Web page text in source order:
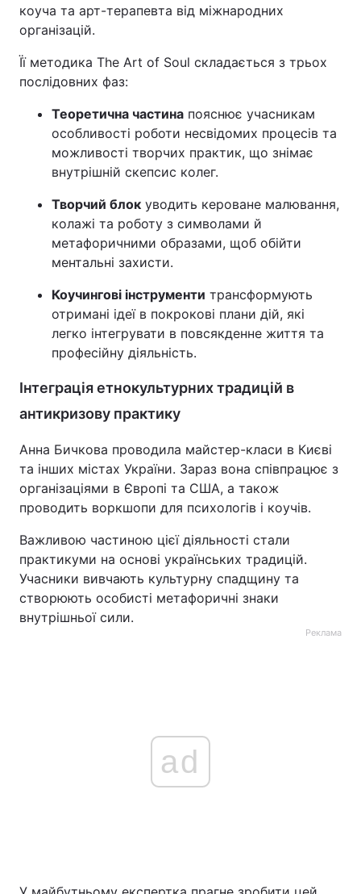
коуча та арт-терапевта від міжнародних
організацій.
Її методика The Art of Soul складається з трьох
послідовних фаз:
Теоретична частина пояснює учасникам
особливості роботи несвідомих процесів та
можливості творчих практик, що знімає
внутрішній скепсис колег.
Творчий блок уводить кероване малювання,
колажі та роботу з символами й
метафоричними образами, щоб обійти
ментальні захисти.
Коучингові інструменти трансформують
отримані ідеї в покрокові плани дій, які
легко інтегрувати в повсякденне життя та
професійну діяльність.
Інтеграція етнокультурних традицій в
антикризову практику
Анна Бичкова проводила майстер-класи в Києві
та інших містах України. Зараз вона співпрацює з
організаціями в Європі та США, а також
проводить воркшопи для психологів і коучів.
Важливою частиною цієї діяльності стали
практикуми на основі українських традицій.
Учасники вивчають культурну спадщину та
створюють особисті метафоричні знаки
внутрішньої сили.
Реклама
ad